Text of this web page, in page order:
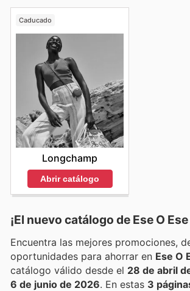
Caducado
Longchamp
Abrir catálogo
¡El nuevo catálogo de Ese O Ese
Encuentra las mejores promociones,
oportunidades para ahorrar en Ese O
catálogo válido desde el 28 de abril
6 de junio de 2026 . En estas 3